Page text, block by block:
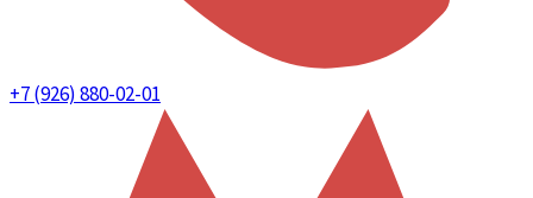
+7 (926) 880-02-01